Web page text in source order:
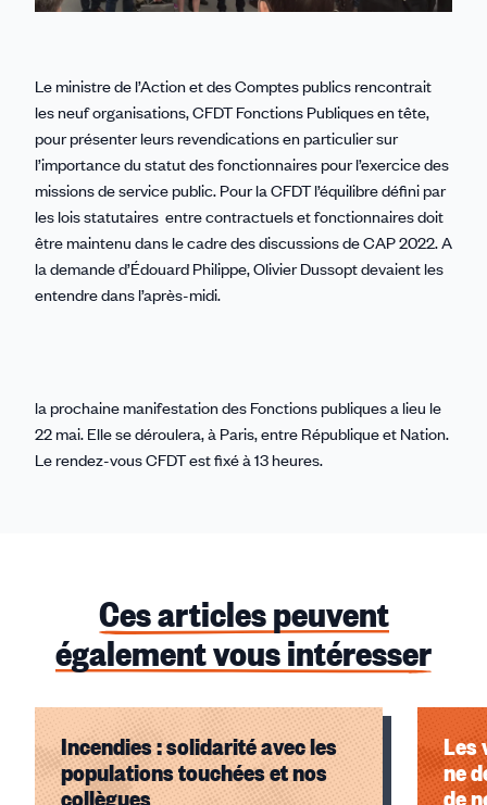
Le ministre de l’Action et des Comptes publics rencontrait
les neuf organisations, CFDT Fonctions Publiques en tête,
pour présenter leurs revendications en particulier sur
l’importance du statut des fonctionnaires pour l’exercice des
missions de service public. Pour la CFDT l’équilibre défini par
les lois statutaires entre contractuels et fonctionnaires doit
être maintenu dans le cadre des discussions de CAP 2022. A
la demande d’Édouard Philippe, Olivier Dussopt devaient les
entendre dans l’après-midi.
la prochaine manifestation des Fonctions publiques a lieu le
22 mai. Elle se déroulera, à Paris, entre République et Nation.
Le rendez-vous CFDT est fixé à 13 heures.
Ces articles peuvent
également vous intéresser
Incendies : solidarité avec les
populations touchées et nos
collègues
Les
ne
de